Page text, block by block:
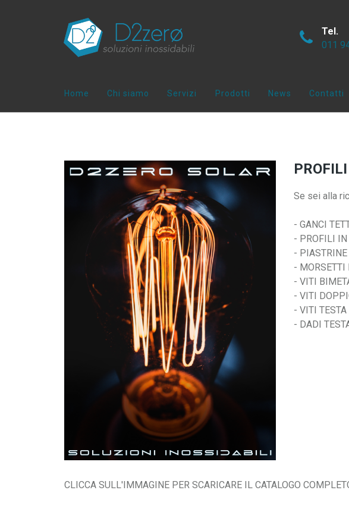
Tel.
011
Home Chi siamo Servizi Prodotti News Contatti
Se sei alla
- GANCI
- PROFILI
-
-
- VITI
- VITI
- VITI
- DADI
CLICCA SULL'IMMAGINE PER SCARICARE IL CATALOGO